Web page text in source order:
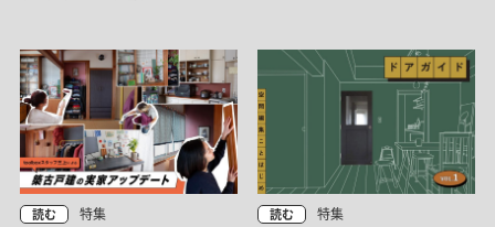
読む 特集 読む 特集